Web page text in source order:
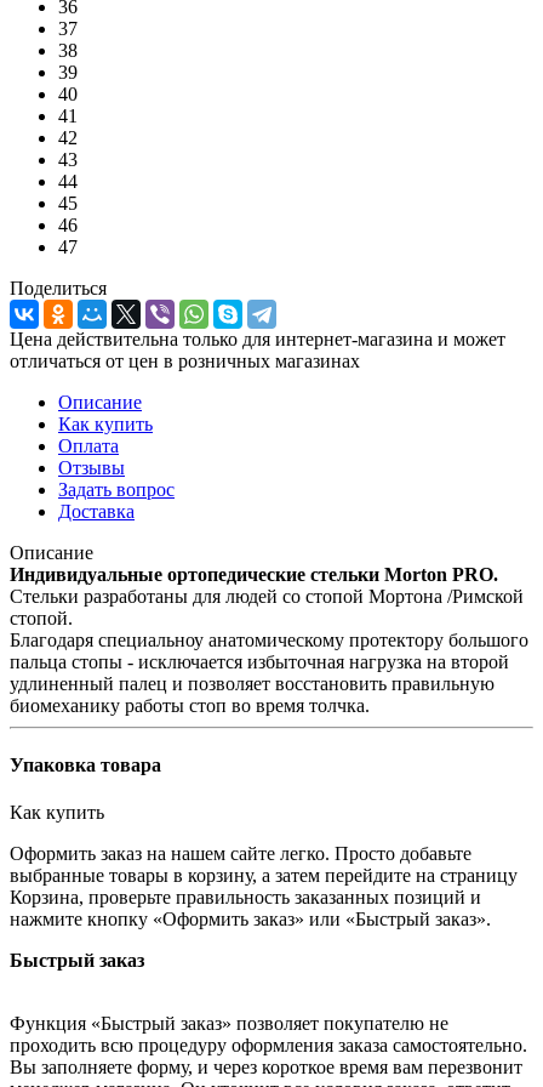
36
37
38
39
40
41
42
43
44
45
46
47
Поделиться
Цена действительна только для интернет-магазина и может
отличаться от цен в розничных магазинах
Описание
Как купить
Оплата
Отзывы
Задать вопрос
Доставка
Описание
Индивидуальные ортопедические стельки Morton PRO.
Стельки разработаны для людей со стопой Мортона /Римской
стопой.
Благодаря специальноу анатомическому протектору большого
пальца стопы - исключается избыточная нагрузка на второй
удлиненный палец и позволяет восстановить правильную
биомеханику работы стоп во время толчка.
Упаковка товара
Как купить
Оформить заказ на нашем сайте легко. Просто добавьте
выбранные товары в корзину, а затем перейдите на страницу
Корзина, проверьте правильность заказанных позиций и
нажмите кнопку «Оформить заказ» или «Быстрый заказ».
Быстрый заказ
Функция «Быстрый заказ» позволяет покупателю не
проходить всю процедуру оформления заказа самостоятельно.
Вы заполняете форму, и через короткое время вам перезвонит